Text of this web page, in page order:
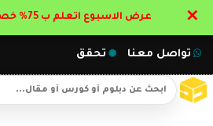
تواصل معنا تحقق
عرض الاسبوع اتعلم ب 75% خصم : احجز مقعدك الان ✕